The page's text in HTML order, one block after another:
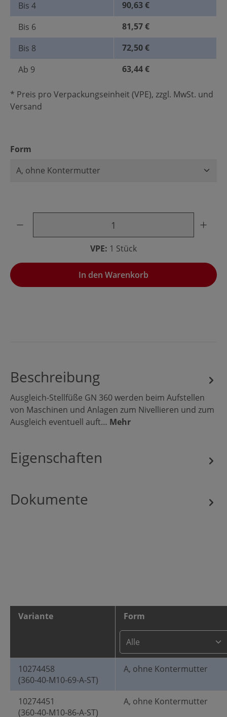
Bis 4
90,63 €
Bis 6
81,57 €
Bis 8
72,50 €
Ab 9 63,44 €
* Preis pro Verpackungseinheit (VPE), zzgl. MwSt. und
Versand
Form
VPE: 1 Stück
In den Warenkorb
Beschreibung
Ausgleich-Stellfüße GN 360 werden beim Aufstellen
von Maschinen und Anlagen zum Nivellieren und zum
Ausgleich eventuell auft… Mehr
Eigenschaften
Dokumente
Variante Form
10274458
(360-40-M10-69-A-ST)
A, ohne Kontermutter
10274451
(360-40-M10-86-A-ST)
A, ohne Kontermutter